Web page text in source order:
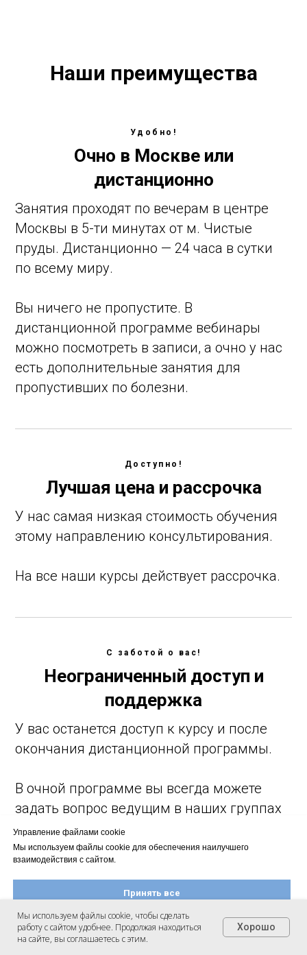
Управление файлами cookie
Мы используем файлы cookie для обеспечения наилучшего
взаимодействия с сайтом.
Принять все
Настроить файлы cookie
пожаловать!
Наши преимущества
Удобно!
Очно в Москве или
дистанционно
Занятия проходят по вечерам в центре
Москвы в 5-ти минутах от м. Чистые
пруды. Дистанционно — 24 часа в сутки
по всему миру.
Вы ничего не пропустите. В
дистанционной программе вебинары
можно посмотреть в записи, а очно у нас
есть дополнительные занятия для
пропустивших по болезни.
Доступно!
Лучшая цена и рассрочка
У нас самая низкая стоимость обучения
этому направлению консультирования.
На все наши курсы действует рассрочка.
С заботой о вас!
Неограниченный доступ и
поддержка
У вас останется доступ к курсу и после
окончания дистанционной программы.
В очной программе вы всегда можете
задать вопрос ведущим в наших группах
в телеграм даже после окончания курса.
Мы используем файлы cookie, чтобы сделать
работу с сайтом удобнее. Продолжая находиться
на сайте, вы соглашаетесь с этим.
Хорошо